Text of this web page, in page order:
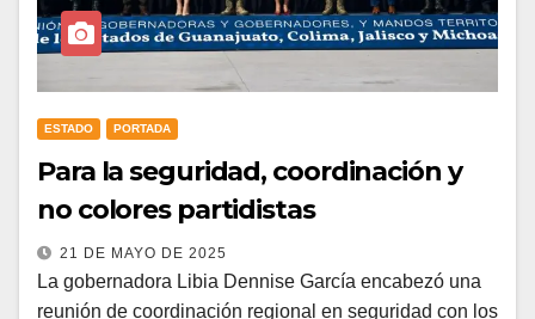
ESTADO PORTADA
Para la seguridad, coordinación y
no colores partidistas
21 DE MAYO DE 2025
La gobernadora Libia Dennise García encabezó una
reunión de coordinación regional en seguridad con los